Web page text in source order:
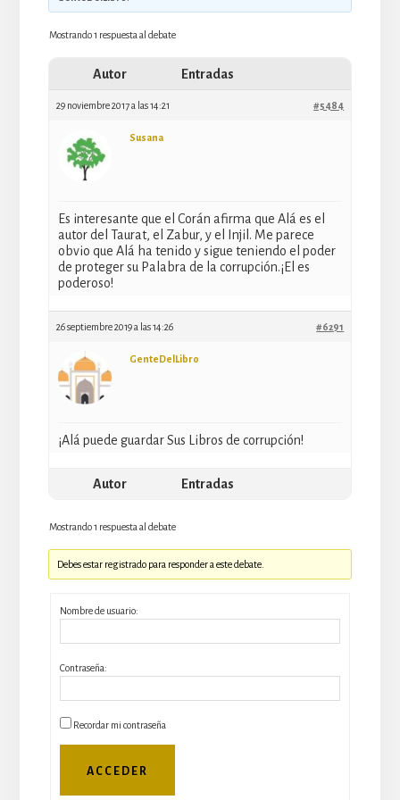
Mostrando 1 respuesta al debate
Autor Entradas
29 noviembre 2017 a las 14:21 #5484
Susana
Es interesante que el Corán afirma que Alá es el
autor del Taurat, el Zabur, y el Injil. Me parece
obvio que Alá ha tenido y sigue teniendo el poder
de proteger su Palabra de la corrupción.¡El es
poderoso!
26 septiembre 2019 a las 14:26 #6291
GenteDelLibro
¡Alá puede guardar Sus Libros de corrupción!
Autor Entradas
Mostrando 1 respuesta al debate
Debes estar registrado para responder a este debate.
Nombre de usuario:
Contraseña:
Recordar mi contraseña
ACCEDER